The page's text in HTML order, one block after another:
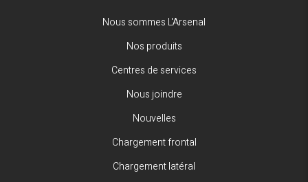
Nous sommes L'Arsenal
Nos produits
Centres de services
Nous joindre
Nouvelles
Chargement frontal
Chargement latéral